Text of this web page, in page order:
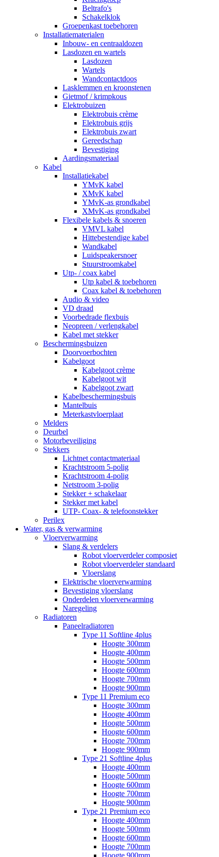
Beltrafo's
Schakelklok
Groepenkast toebehoren
Installatiematerialen
Inbouw- en centraaldozen
Lasdozen en wartels
Lasdozen
Wartels
Wandcontactdoos
Lasklemmen en kroonstenen
Gietmof / krimpkous
Elektrobuizen
Elektrobuis crème
Elektrobuis grijs
Elektrobuis zwart
Gereedschap
Bevestiging
Aardingsmateriaal
Kabel
Installatiekabel
YMvK kabel
XMvK kabel
YMvK-as grondkabel
XMvK-as grondkabel
Flexibele kabels & snoeren
VMVL kabel
Hittebestendige kabel
Wandkabel
Luidspeakersnoer
Stuurstroomkabel
Utp- / coax kabel
Utp kabel & toebehoren
Coax kabel & toebehoren
Audio & video
VD draad
Voorbedrade flexbuis
Neopreen / verlengkabel
Kabel met stekker
Beschermingsbuizen
Doorvoerbochten
Kabelgoot
Kabelgoot crème
Kabelgoot wit
Kabelgoot zwart
Kabelbeschermingsbuis
Mantelbuis
Meterkastvloerplaat
Melders
Deurbel
Motorbeveiliging
Stekkers
Lichtnet contactmateriaal
Krachtstroom 5-polig
Krachtstroom 4-polig
Netstroom 3-polig
Stekker + schakelaar
Stekker met kabel
UTP- Coax- & telefoonstekker
Perilex
Water, gas & verwarming
Vloerverwarming
Slang & verdelers
Robot vloerverdeler composiet
Robot vloerverdeler standaard
Vloerslang
Elektrische vloerverwarming
Bevestiging vloerslang
Onderdelen vloerverwarming
Naregeling
Radiatoren
Paneelradiatoren
Type 11 Softline 4plus
Hoogte 300mm
Hoogte 400mm
Hoogte 500mm
Hoogte 600mm
Hoogte 700mm
Hoogte 900mm
Type 11 Premium eco
Hoogte 300mm
Hoogte 400mm
Hoogte 500mm
Hoogte 600mm
Hoogte 700mm
Hoogte 900mm
Type 21 Softline 4plus
Hoogte 400mm
Hoogte 500mm
Hoogte 600mm
Hoogte 700mm
Hoogte 900mm
Type 21 Premium eco
Hoogte 400mm
Hoogte 500mm
Hoogte 600mm
Hoogte 700mm
Hoogte 900mm